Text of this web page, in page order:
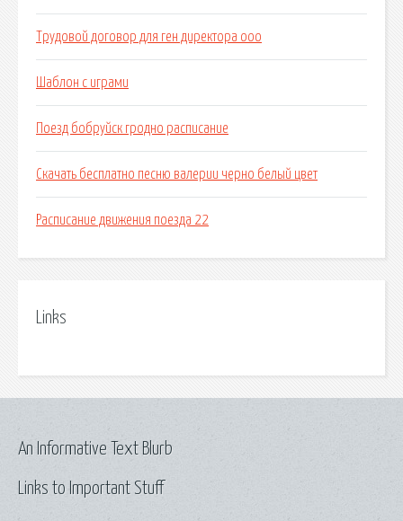
Трудовой договор для ген директора ооо
Шаблон с играми
Поезд бобруйск гродно расписание
Скачать бесплатно песню валерии черно белый цвет
Расписание движения поезда 22
Links
Links to Important Stuff
An Informative Text Blurb